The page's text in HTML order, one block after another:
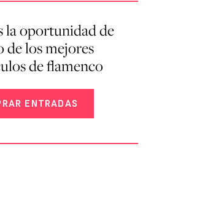
la oportunidad de
de los mejores
de flamenco
ENTRADAS